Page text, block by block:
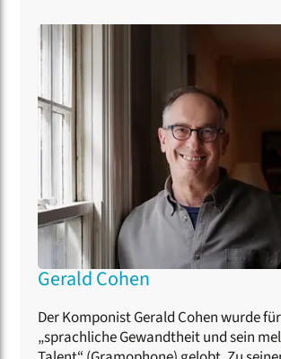
Gerald Cohen
Der Komponist Gerald Cohen wurde
„sprachliche Gewandtheit und sein